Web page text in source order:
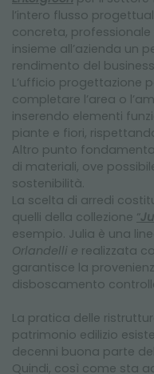
l’intero flusso
concreta,
insieme all’azienda un
rendimento del
L’ufficio progettazione
completare l’area o
inserendo elementi
piante e fiori,
Altro punto
di materiali, ove
sostenibilità.
La scelta di arredi
quelli della collezione “
esempio. Julia è una
Orlandelli e realizzata
garantisce la
disboscamento
La pratica delle
patrimonio edilizio
decenni buona parte
Quindi, così come sta